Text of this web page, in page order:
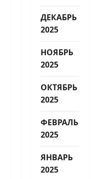
ДЕКАБРЬ
2025
НОЯБРЬ
2025
ОКТЯБРЬ
2025
ФЕВРАЛЬ
2025
ЯНВАРЬ
2025